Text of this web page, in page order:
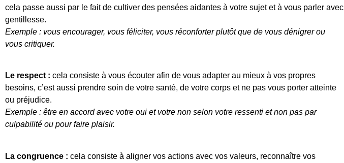
cela passe aussi par le fait de cultiver des pensées aidantes à votre sujet et à vous parler avec
gentillesse.
Exemple : vous encourager, vous féliciter, vous réconforter plutôt que de vous dénigrer ou
vous critiquer.
Le respect : cela consiste à vous écouter afin de vous adapter au mieux à vos propres
besoins, c’est aussi prendre soin de votre santé, de votre corps et ne pas vous porter atteinte
ou préjudice.
Exemple : être en accord avec votre oui et votre non selon votre ressenti et non pas par
culpabilité ou pour faire plaisir.
La congruence : cela consiste à aligner vos actions avec vos valeurs, reconnaître vos